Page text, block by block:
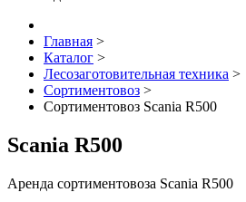
Главная >
Каталог >
Лесозаготовительная техника >
Сортиментовоз >
Сортиментовоз Scania R500
Scania R500
Аренда сортиментовоза Scania R500